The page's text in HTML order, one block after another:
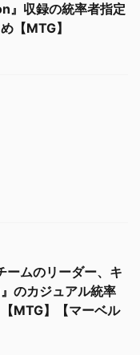
収録の統率者指定
【MTG】
ームのリーダー、キ
のカジュアル統率
MTG】【マーベル